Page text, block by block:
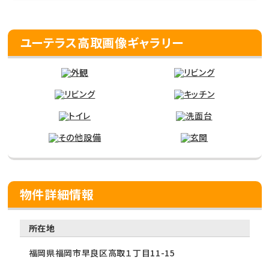
ユーテラス高取画像ギャラリー
物件詳細情報
所在地
福岡県福岡市早良区高取１丁目11-15